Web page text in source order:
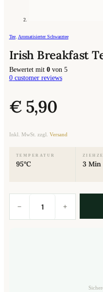
Tee, Aromatisierter Schwarztee
Irish Breakfast
Bewertet mit 0von 5
0customer reviews
€5,90
Inkl. MwSt. zzgl. Versand
TEMPERATUR
95°C 3 Min